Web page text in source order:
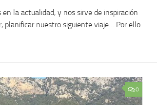
la actualidad, y nos sirve de inspiración
planificar nuestro siguiente viaje… Por ello
0